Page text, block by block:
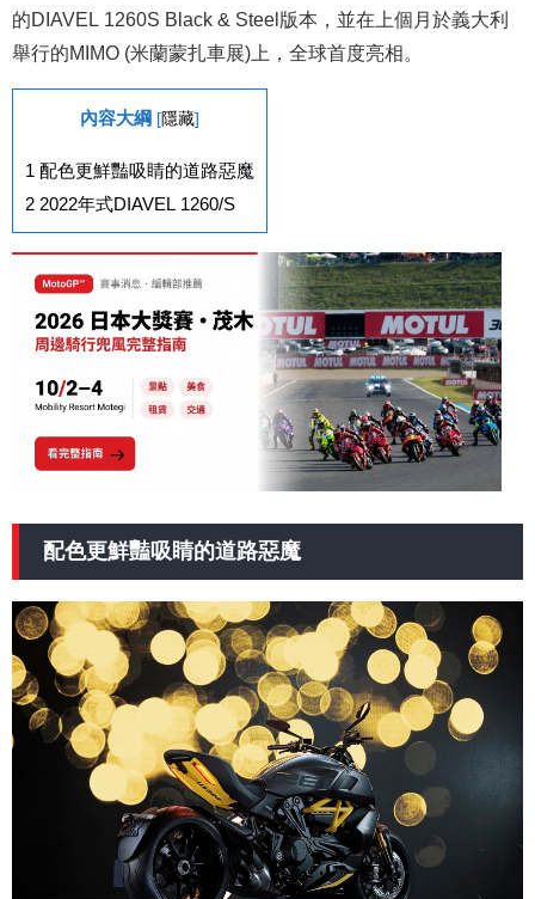
的DIAVEL 1260S Black & Steel版本，並在上個月於義大利
舉行的MIMO (米蘭蒙扎車展)上，全球首度亮相。
內容大綱 [隱藏]
1 配色更鮮豔吸睛的道路惡魔
2 2022年式DIAVEL 1260/S
配色更鮮豔吸睛的道路惡魔